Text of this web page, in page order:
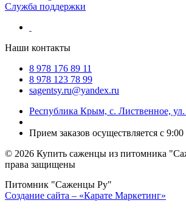
Служба поддержки
Наши контакты
8 978 176 89 11
8 978 123 78 99
sagentsy.ru@yandex.ru
Республика Крым, с. Лиственное, ул.
Прием заказов осуществляется с
© 2026 Купить саженцы из питомника
права защищены
Питомник "Саженцы Ру"
Создание сайта – «Карате Маркетинг»